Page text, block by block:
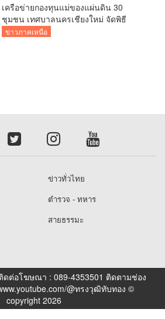
เครือข่ายกองทุนแม่ของแผ่นดิน 30
ชุมชน เทศบาลนครเชียงใหม่ จัดพิธี
บำเพ็ญกุศลถวายเป็นพระราชกุศลแด่
ข่าวภาคเหนือ
ข่าวทั่วไทย
ตำรวจ - ทหาร
สายธรรมะ
ดต่อโฆษณา : 089-4353501 ติดตามช่อง
@ทรงวุฒิทับทอง ©
copyright 2026